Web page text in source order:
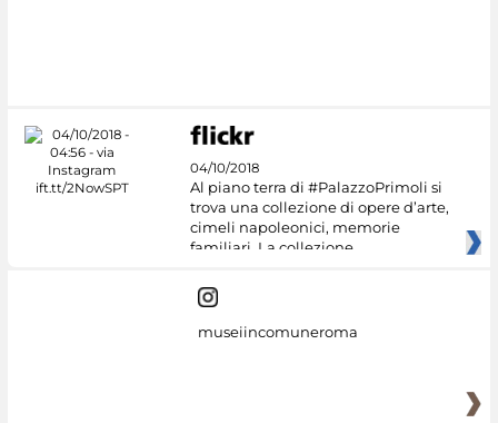
04/10/2018
Al piano terra di #PalazzoPrimoli si
trova una collezione di opere d’arte,
cimeli napoleonici, memorie
familiari. La collezione
museiincomuneroma